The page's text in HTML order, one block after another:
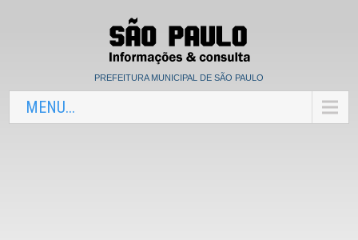
PREFEITURA MUNICIPAL DE SÃO PAULO
MENU...